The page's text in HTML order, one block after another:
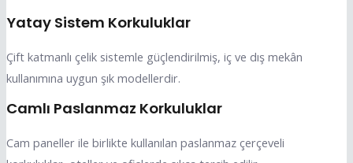
Yatay Sistem Korkuluklar
Çift katmanlı çelik sistemle güçlendirilmiş, iç ve dış mekân
kullanımına uygun şık modellerdir.
Camlı Paslanmaz Korkuluklar
Cam paneller ile birlikte kullanılan paslanmaz çerçeveli